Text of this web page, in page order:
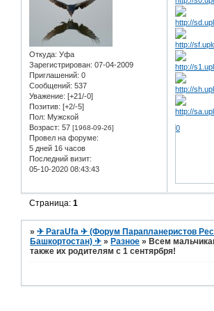
Откуда: Уфа
Зарегистрирован: 07-04-2009
Приглашений: 0
Сообщений: 537
Уважение: [+21/-0]
Позитив: [+2/-5]
Пол: Мужской
Возраст: 57 [1968-09-26]
Провел на форуме:
5 дней 16 часов
Последний визит:
05-10-2020 08:43:43
0
Страница:1
»✈ ParaUfa ✈ (Форум Парапланеристов
Башкортостан) ✈ » Разное » Всем
также их родителям с 1 сентярбря!